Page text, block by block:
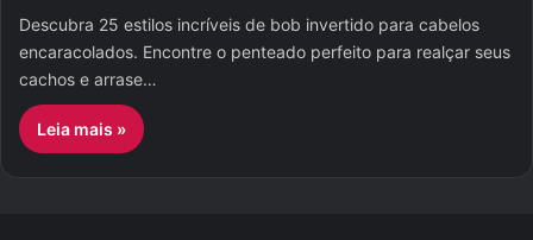
Descubra 25 estilos incríveis de bob invertido para cabelos
encaracolados. Encontre o penteado perfeito para realçar seus
cachos e arrase…
Leia mais »